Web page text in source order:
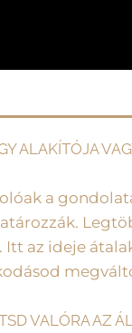
ALAKÍTÓJA
a
az ideje
VALÓRA AZ